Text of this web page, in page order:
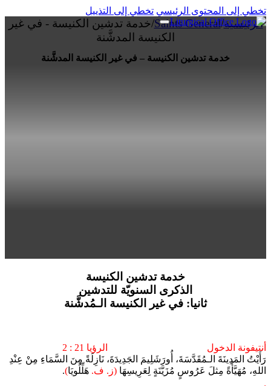
تخطي إلى المحتوى الرئيسي تخطي إلى التذييل
الرئيسية/
Saints General
/خدمة تدشين الكنيسة - في غير
الكنيسة المدشَّنة
خدمة تدشين الكنيسة – في غير الكنيسة المدشَّنة
خدمة تدشين الكنيسة
الذكرى السنويّة للتدشين
ثانيا: في غير الكنيسة الـمُدشَّنة
أنتيفونة الدخول الرؤيا 21 : 2
رَأَيْتُ المَدِينَةَ الـمُقَدَّسَةَ، أُورَشَلِيمَ الجَدِيدَةَ، نَازِلَةً مِنَ السَّمَاءِ مِنْ عِنْدِ
اللهِ، مُهَيَّأَةً مِثلَ عَرُوسٍ مُزَيَّنَةٍ لِعَرِيسِهَا (ز. ف. هَلِّلُويَا)
.